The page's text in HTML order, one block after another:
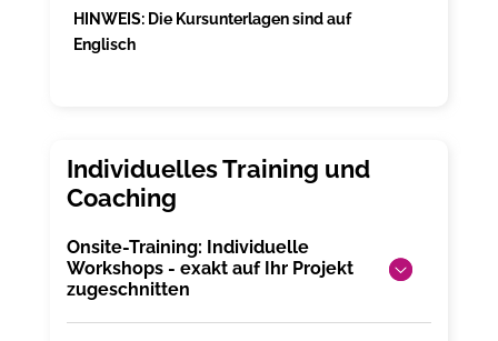
HINWEIS: Die Kursunterlagen sind auf
Englisch
Onsite-Training: Individuelle
Workshops - exakt auf Ihr Projekt
zugeschnitten